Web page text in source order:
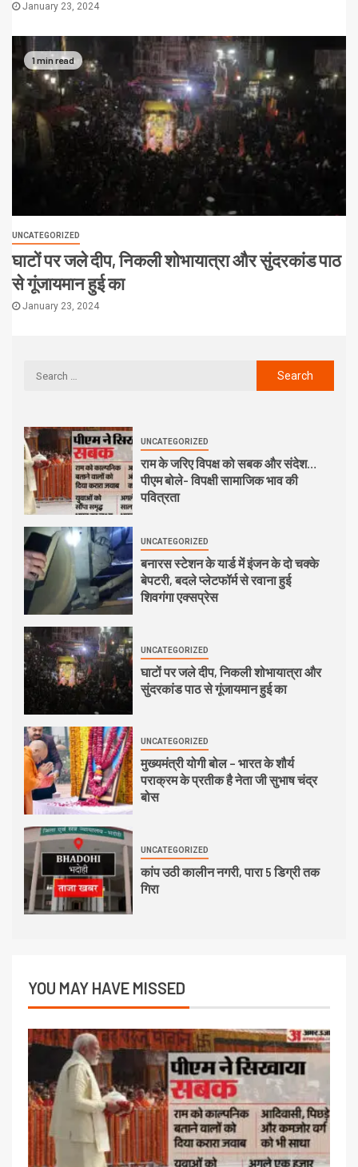
January 23, 2024
1 min read
UNCATEGORIZED
घाटों पर जले दीप, निकली शोभायात्रा और सुंदरकांड पाठ
से गूंजायमान हुई का
January 23, 2024
UNCATEGORIZED
राम के जरिए विपक्ष को सबक और संदेश…
पीएम बोले- विपक्षी सामाजिक भाव की
पवित्रता
UNCATEGORIZED
बनारस स्टेशन के यार्ड में इंजन के दो चक्के
बेपटरी, बदले प्लेटफॉर्म से रवाना हुई
शिवगंगा एक्सप्रेस
UNCATEGORIZED
घाटों पर जले दीप, निकली शोभायात्रा और
सुंदरकांड पाठ से गूंजायमान हुई का
UNCATEGORIZED
मुख्यमंत्री योगी बोल – भारत के शौर्य
पराक्रम के प्रतीक है नेता जी सुभाष चंद्र
बोस
UNCATEGORIZED
कांप उठी कालीन नगरी, पारा 5 डिग्री तक
गिरा
YOU MAY HAVE MISSED